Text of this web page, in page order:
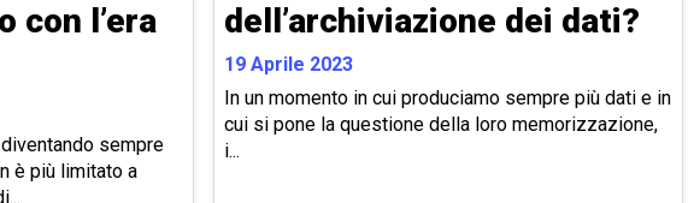
con l’era
sempre
è più limitato a
dell’archiviazione dei dati?
19 Aprile 2023
In un momento in cui produciamo sempre più dati e in
cui si pone la questione della loro memorizzazione,
i...